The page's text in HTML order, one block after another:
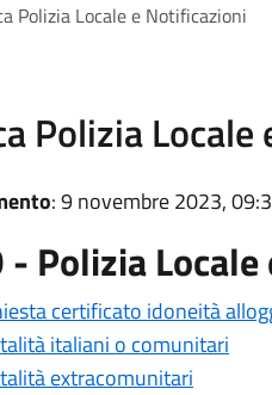
Polizia Locale e Notificazioni
Polizia
: 9 novembre 2023,
- Polizia
certificato idoneità
italiani o comunitari
extracomunitari